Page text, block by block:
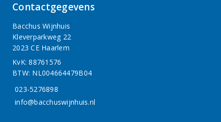
Contactgegevens
Bacchus Wijnhuis
Kleverparkweg 22
2023 CE Haarlem
KvK: 88761576
BTW: NL004664479B04
023-5276898
info@bacchuswijnhuis.nl